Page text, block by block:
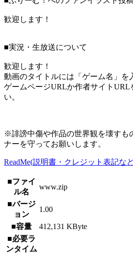
歓迎します！
■実況・生放送について
歓迎します！
動画のタイトルには「ゲーム名」を
ゲームページURLか作者サイトURL
い。
※誹謗中傷や作品の世界観を壊すも
ナーを守ってお願いします。
ReadMe(説明書・クレジット表記な
■ファイ
ル名
www.zip
■バージ
ョン
1.00
■容量
412,131 KByte
■必要ラ
ンタイム